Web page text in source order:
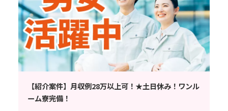
【紹介案件】月収例28万以上可！★土日休み！ワンル
ーム寮完備！